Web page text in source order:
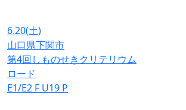
6.20(土)
山口県下関市
第4回しものせきクリテリウム
ロード
E1/E2 F U19 P